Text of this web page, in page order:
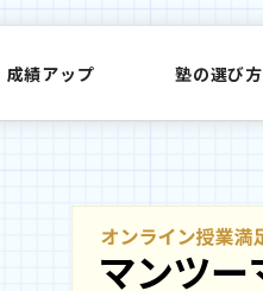
成績アップ 塾の選び方